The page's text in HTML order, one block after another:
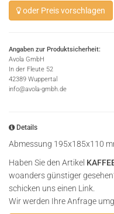
oder Preis vorschlagen
Angaben zur Produktsicherheit:
Avola GmbH
In der Fleute 52
42389 Wuppertal
info@avola-gmbh.de
Details
Abmessung 195x185x110
Haben Sie den Artikel
woanders günstiger
schicken uns einen Link.
Wir werden Ihre Anfrage